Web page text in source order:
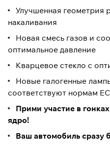
Улучшенная геометрия
накаливания
Новая смесь газов и
оптимальное давление
Кварцевое стекло с
Новые галогенные
соответствуют нормам
Прими участие в
ядро!
Ваш автомобиль сразу